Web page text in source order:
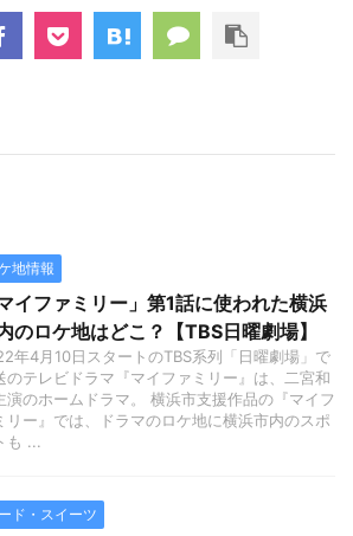
地情報
マイファミリー」第1話に使われた横浜
のロケ地はどこ？【TBS日曜劇場】
年4月10日スタートのTBS系列「日曜劇場」で
のテレビドラマ『マイファミリー』は、二宮和
演のホームドラマ。 横浜市支援作品の『マイフ
リー』では、ドラマのロケ地に横浜市内のスポ
も ...
ド・スイーツ